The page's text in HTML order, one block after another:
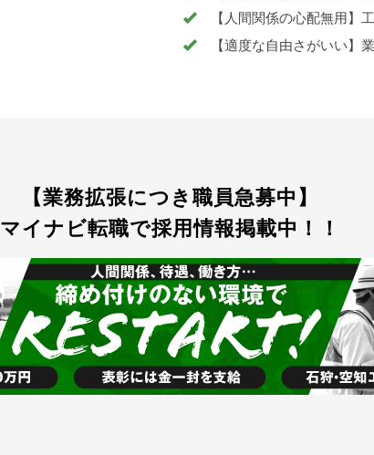
【人間関係の心配無用】
【適度な自由さがいい】
【業務拡張につき職員急募中】
マイナビ転職で採用情報掲載中！！